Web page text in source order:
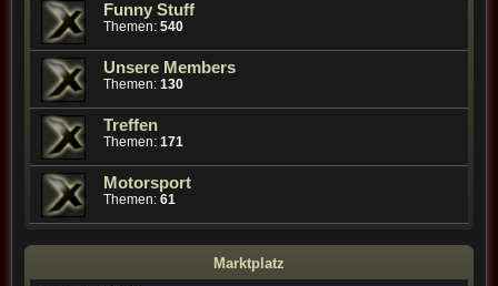
Funny Stuff
Themen: 540
Unsere Members
Themen: 130
Treffen
Themen: 171
Motorsport
Themen: 61
Marktplatz